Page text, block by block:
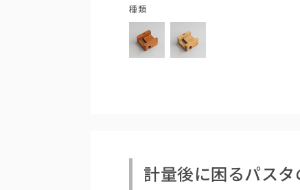
種類
計量後に困るパス